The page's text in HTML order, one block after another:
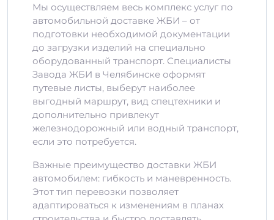
Мы осуществляем весь комплекс услуг по
автомобильной доставке ЖБИ – от
подготовки необходимой документации
до загрузки изделий на специально
оборудованный транспорт. Специалисты
Завода ЖБИ в Челябинске оформят
путевые листы, выберут наиболее
выгодный маршрут, вид спецтехники и
дополнительно привлекут
железнодорожный или водный транспорт,
если это потребуется.
Важные преимущество доставки ЖБИ
автомобилем: гибкость и маневренность.
Этот тип перевозки позволяет
адаптироваться к изменениям в планах